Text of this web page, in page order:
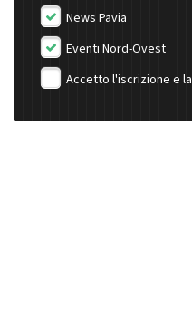
News Pavia
Eventi Nord-Ovest
Accetto l'iscrizione e la